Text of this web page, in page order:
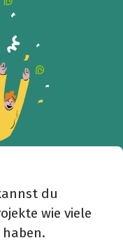
du
wie viele